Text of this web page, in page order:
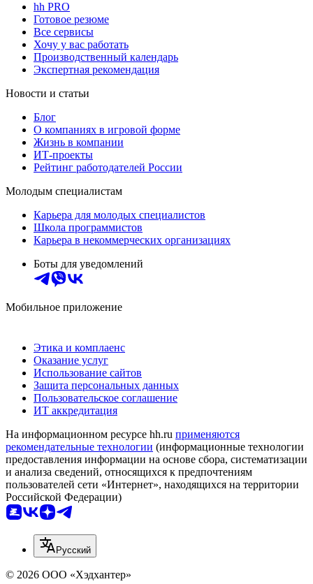
hh PRO
Готовое резюме
Все сервисы
Хочу у вас работать
Производственный календарь
Экспертная рекомендация
Новости и статьи
Блог
О компаниях в игровой форме
Жизнь в компании
ИТ-проекты
Рейтинг работодателей России
Молодым специалистам
Карьера для молодых специалистов
Школа программистов
Карьера в некоммерческих организациях
Боты для уведомлений
Мобильное приложение
Этика и комплаенс
Оказание услуг
Использование сайтов
Защита персональных данных
Пользовательское соглашение
ИТ аккредитация
На информационном ресурсе hh.ru применяются
рекомендательные технологии (информационные технологии
предоставления информации на основе сбора, систематизации
и анализа сведений, относящихся к предпочтениям
пользователей сети «Интернет», находящихся на территории
Российской Федерации)
Русский
© 2026 ООО «Хэдхантер»